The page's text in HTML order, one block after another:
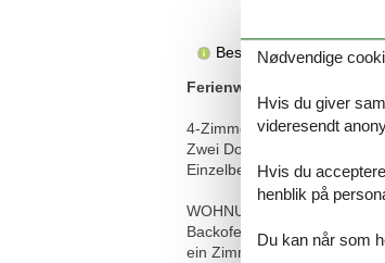
Beskrivelsen foreligger
Ferienwohnung in Bever
4-Zimmerwohnung im
Zwei Doppelzimmer, eines
Einzelbetten. Dusche/WC/
Backofen und
ein Zimmer mit zwei
Nødvendige
Hvis du giver
videresendt
Hvis du
henblik på
Du kan når som